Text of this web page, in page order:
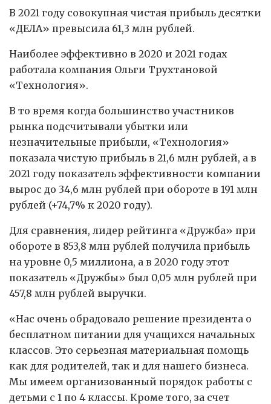
В 2021 году совокупная чистая прибыль десятки
«ДЕЛА» превысила 61,3 млн рублей.
Наиболее эффективно в 2020 и 2021 годах
работала компания Ольги Трухтановой
«Технология».
В то время когда большинство участников
рынка подсчитывали убытки или
незначительные прибыли, «Технология»
показала чистую прибыль в 21,6 млн рублей, а в
2021 году показатель эффективности компании
вырос до 34,6 млн рублей при обороте в 191 млн
рублей (+74,7% к 2020 году).
Для сравнения, лидер рейтинга «Дружба» при
обороте в 853,8 млн рублей получила прибыль
на уровне 0,5 миллиона, а в 2020 году этот
показатель «Дружбы» был 0,05 млн рублей при
457,8 млн рублей выручки.
«Нас очень обрадовало решение президента о
бесплатном питании для учащихся начальных
классов. Это серьезная материальная помощь
как для родителей, так и для нашего бизнеса.
Мы имеем организованный порядок работы с
детьми с 1 по 4 классы. Кроме того, за счет